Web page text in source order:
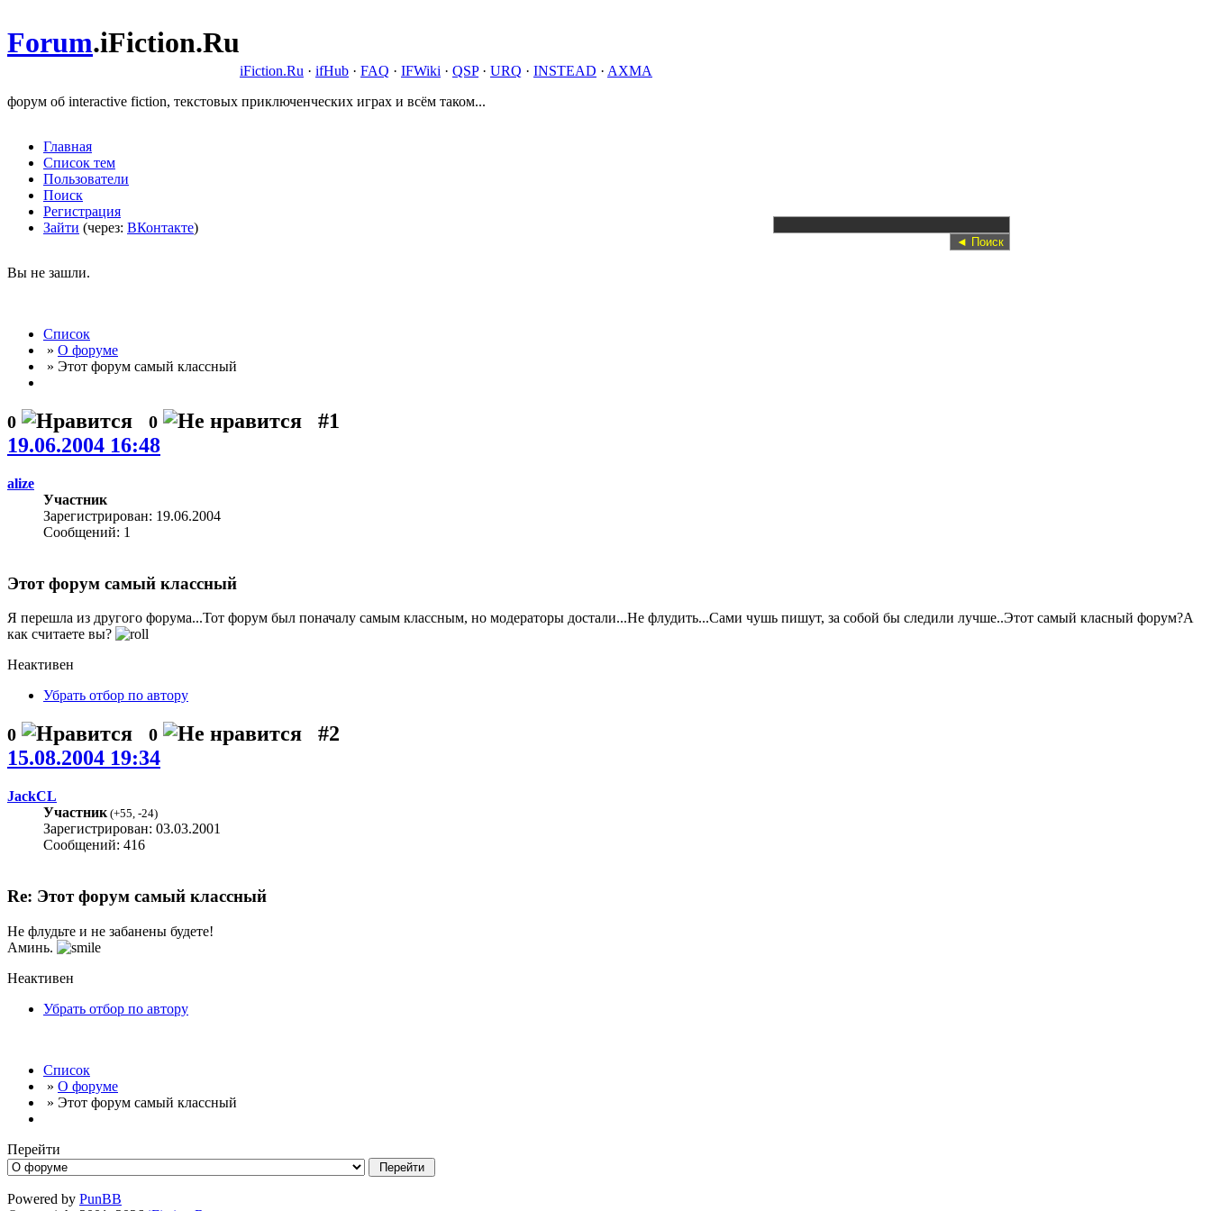
Forum.iFiction.Ru
iFiction.Ru · ifHub · FAQ · IFWiki · QSP· URQ · INSTEAD · AXMA
форум об interactive fiction, текстовых приключенческих играх и всём таком...
Главная
Список тем
Пользователи
Поиск
Регистрация
Зайти (через: ВКонтакте)
Вы не зашли.
Список
» О форуме
» Этот форум самый классный
0 0
#1
19.06.2004 16:48
alize
Участник
Зарегистрирован: 19.06.2004
Сообщений: 1
Этот форум самый классный
Я перешла из другого форума...Тот форум был поначалу самым классным, но модераторы достали...Не флудить...Сами чушь пишут, за собой бы следили лучше..Этот самый класный форум?А
как считаете вы?
Неактивен
Убрать отбор по автору
0 0
#2
15.08.2004 19:34
JackCL
Участник(+55, -24)
Зарегистрирован: 03.03.2001
Сообщений: 416
Re: Этот форум самый классный
Не флудьте и не забанены будете!
Аминь.
Неактивен
Убрать отбор по автору
Список
» О форуме
» Этот форум самый классный
Перейти
Powered by PunBB